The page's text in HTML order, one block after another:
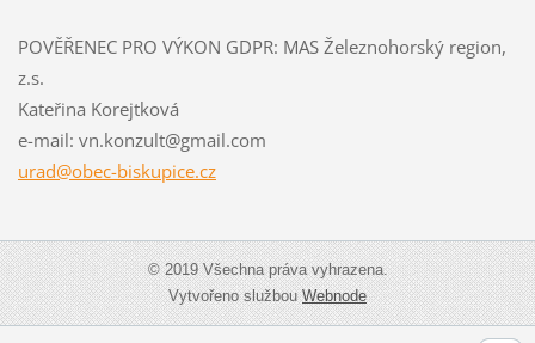
POVĚŘENEC PRO VÝKON GDPR: MAS Železnohorský region,
z.s.
Kateřina Korejtková
e-mail: vn.konzult@gmail.com
urad@obec-biskupice.cz
© 2019 Všechna práva vyhrazena.
Vytvořeno službouWebnode